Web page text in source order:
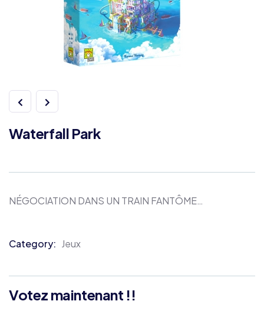
Waterfall Park
NÉGOCIATION DANS UN TRAIN FANTÔME…
Category: Jeux
Votez maintenant !!